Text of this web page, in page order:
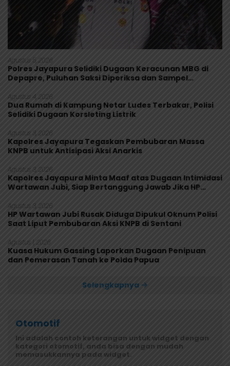
Agustus 5, 2026
Polres Jayapura Selidiki Dugaan Keracunan MBG di
Depapre, Puluhan Saksi Diperiksa dan Sampel
Agustus 4, 2026
Dua Rumah di Kampung Netar Ludes Terbakar, Polisi
Selidiki Dugaan Korsleting Listrik
Agustus 3, 2026
Kapolres Jayapura Tegaskan Pembubaran Massa
KNPB untuk Antisipasi Aksi Anarkis
Agustus 3, 2026
Kapolres Jayapura Minta Maaf atas Dugaan Intimidasi
Wartawan Jubi, Siap Bertanggung Jawab Jika HP
Agustus 3, 2026
HP Wartawan Jubi Rusak Diduga Dipukul Oknum Polisi
Saat Liput Pembubaran Aksi KNPB di Sentani
Agustus 1, 2026
Kuasa Hukum Gassing Laporkan Dugaan Penipuan
dan Pemerasan Tanah ke Polda Papua
Selengkapnya
Otomotif
Ini adalah contoh keterangan untuk widget dengan
kategori otomotif, anda bisa dengan mudah
memasukkannya pada widget.